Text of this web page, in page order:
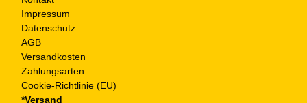
Impressum
Datenschutz
AGB
Versandkosten
Zahlungsarten
Cookie-Richtlinie (EU)
*Versand